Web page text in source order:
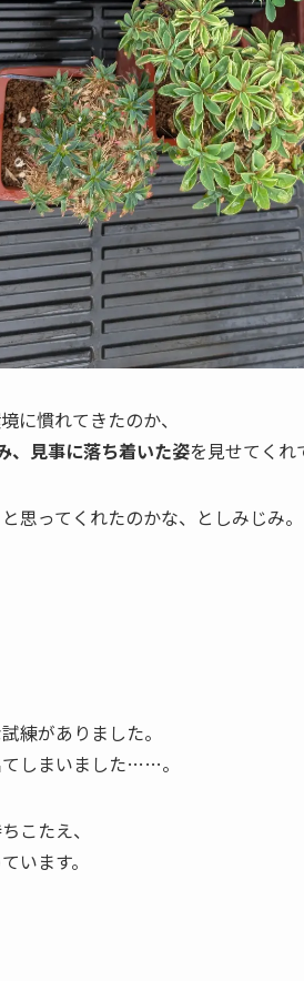
に慣れてきたのか、
、見事に落ち着いた姿を見せてくれ
思ってくれたのかな、としみじみ。
練がありました。
しまいました……。
こたえ、
います。